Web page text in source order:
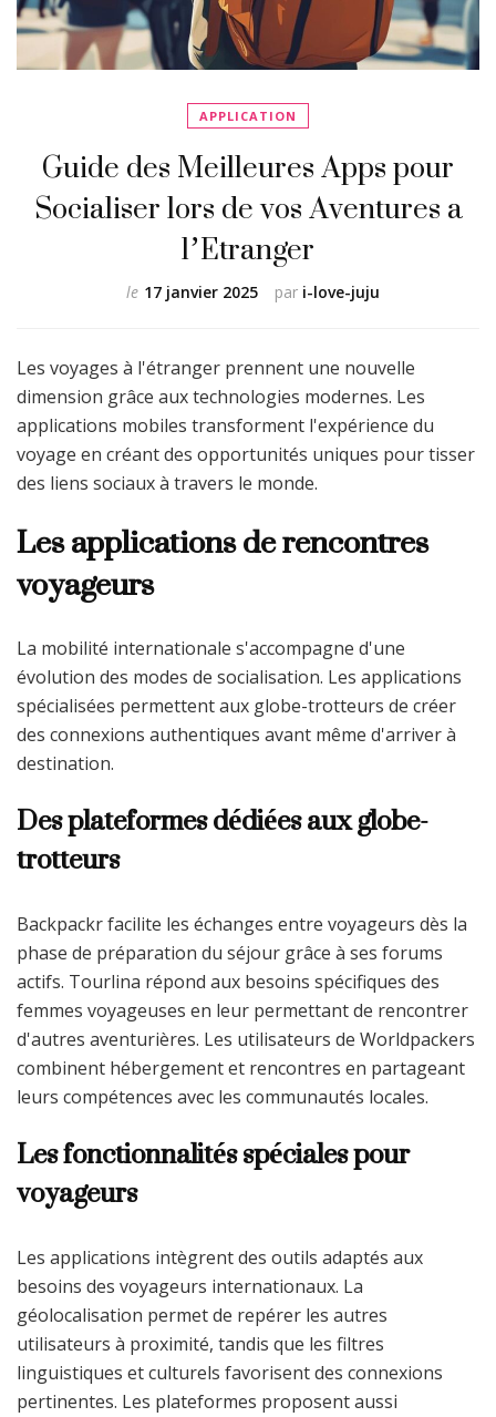
APPLICATION
Guide des Meilleures Apps pour
Socialiser lors de vos Aventures a
l’Etranger
par i-love-juju
le 17 janvier 2025
Les voyages à l'étranger prennent une nouvelle
dimension grâce aux technologies modernes. Les
applications mobiles transforment l'expérience du
voyage en créant des opportunités uniques pour tisser
des liens sociaux à travers le monde.
Les applications de rencontres
voyageurs
La mobilité internationale s'accompagne d'une
évolution des modes de socialisation. Les applications
spécialisées permettent aux globe-trotteurs de créer
des connexions authentiques avant même d'arriver à
destination.
Des plateformes dédiées aux globe-
trotteurs
Backpackr facilite les échanges entre voyageurs dès la
phase de préparation du séjour grâce à ses forums
actifs. Tourlina répond aux besoins spécifiques des
femmes voyageuses en leur permettant de rencontrer
d'autres aventurières. Les utilisateurs de Worldpackers
combinent hébergement et rencontres en partageant
leurs compétences avec les communautés locales.
Les fonctionnalités spéciales pour
voyageurs
Les applications intègrent des outils adaptés aux
besoins des voyageurs internationaux. La
géolocalisation permet de repérer les autres
utilisateurs à proximité, tandis que les filtres
linguistiques et culturels favorisent des connexions
pertinentes. Les plateformes proposent aussi